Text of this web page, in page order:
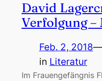
David
Verfolgung
Feb. 2, 2018—
in Literatur
Im Frauengefängnis